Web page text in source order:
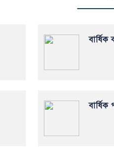
বার্ষিক
বার্ষিক